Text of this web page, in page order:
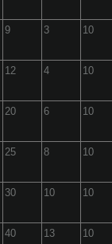
9 3 10
12 4 10
20 6 10
25 8 10
30 10 10
40 13 10